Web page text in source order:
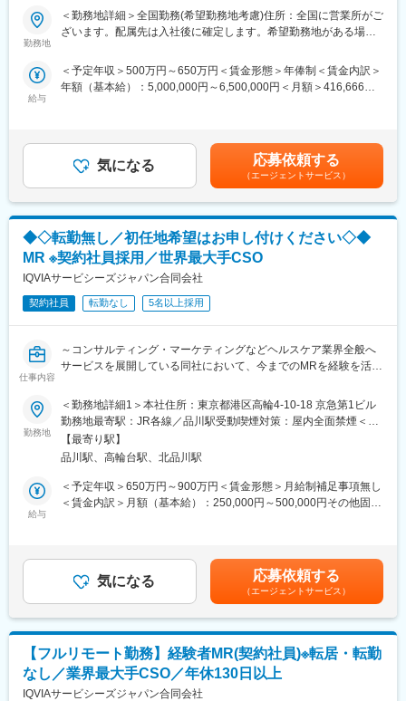
【はじめに】
大手CSO、EPファーマラインでは医療機器営業においてベテラン
方が可能です。
主に医療機器メーカーを早期退職したメンバー、介護などで短期
【業務内容】
入社後は配属前研修を受けたのち、当社クライアントである医療
機器メーカーへ配属されます。
行っていただくお仕事は、医療機器メーカーとして製品のシェア
拡大と適正使用のための働きかけ。
医療機器営業時代に培った経験をそのまま活かしていただきま
す。
今までのご経験を活かせるプロジェクトをご提案いたします。
■入社後も強力なバックアップが受けられます！
業界のご経験があっても、会社が異なれば「当たり前」も異なり
業界経験者だからこそのギャップをいち早く解消するのが、本部
スタッフであるプロジェクトマネージャーの役割です。
1人のプロジェクトマネージャーが管理する営業は約20名程度で
あり、相談事があればいつでも連絡できる距離感です。
1～2カ月に一度の面談も実施しており、日々の業務だけでなく中
長期的な視点での相談も可能です。ぜひ頼ってください。
こそ実現ができていることであり、強みの部分です。
変更の範囲：会社の定める業務
勤務地
＜勤務地詳細＞全国勤務(希望勤務地考慮)住所：全国に営業所がご
ざいます。配属先は入社後に確定します。希望勤務地がある場合
ます。）変更の範囲：会社の定める事業所
給与
＜予定年収＞500万円～650万円＜賃金形態＞年俸制＜賃金内訳＞
年額（基本給）：5,000,000円～6,500,000円＜月額＞416,666円
気になる 応募依頼する
（エージェントサービス）
◆◇転勤無し／初任地希望はお申し付けください◇◆
MR ※契約社員採用／世界最大手CSO
IQVIAサービシーズジャパン合同会社
契約社員 転勤なし 5名以上採用
仕事内容
～コンサルティング・マーケティングなどヘルスケア業界全般へ
サービスを展開している同社において、今までのMRを経験を活か
■具体的な業務詳細：これまでのMRとしての実績、経験をもと
に、同社のコントラクトMRとしてクライアントのビジネスに貢献
いただきます。
・現在MRは正社員採用を積極的に行っておりますが、ご転勤が難
しい方に向けて、契約社員採用も実施しております
・担当エリア内での訪問医療施設のターゲティング、担当医療施
担当者）とのリレーション構築
・医療従事者向けの説明会の企画・実施、医師同士のコミュニケ
ーション推進のための研究会・勉強会の立ち上げ、講演会の企
■CSO業界の動向：CSO業界の今後の動向としては今後のニーズ
が拡大していくことが見込まれます。メーカーMRの場合は新製品
の上市、競合品の出現、特許切れ、等によってMRの雇用が流動的
となるケースもありますが、ヘルスケアのマーケットで見た時に
勤務地
＜勤務地詳細1＞本社住所：東京都港区高輪4-10-18 京急第1ビル
勤務地最寄駅：JR各線／品川駅受動喫煙対策：屋内全面禁煙＜勤
務地詳細2＞全国住所：全国 ※希望勤務地はアドバイザーにお伝
えください。 受動喫煙対策：屋内全面禁煙変更の範囲：会社の定
【最寄り駅】
品川駅、高輪台駅、北品川駅
給与
＜予定年収＞650万円～900万円＜賃金形態＞月給制補足事項無し
＜賃金内訳＞月額（基本給）：250,000円～500,000円その他固定
手当支給する。【補足】プロジェクト稼働手当(35,000円)、外勤
日当（1日1,500円／外勤3.5時間以上）■変動賞与制（6月・12
月・3月）※平均実績6ヶ月分■インセンティブ：3月（対象者）賃
金はあくまでも目安の金額であり、選考を通じて上下する可能性
があります。月給(月額)は固定手当を含めた表記です。
気になる 応募依頼する
（エージェントサービス）
【フルリモート勤務】経験者MR(契約社員)※転居・転勤
なし／業界最大手CSO／年休130日以上
IQVIAサービシーズジャパン合同会社